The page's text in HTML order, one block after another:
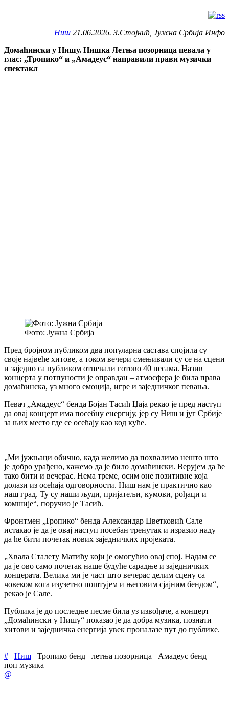
Ниш 21.06.2026. З.Стојнић, Јужна Србија Инфо
Домаћински у Нишу. Нишка Летња позорница певала у
глас: „Тропико“ и „Амадеус“ направили прави музички
спектакл
Фото: Јужна Србија
Пред бројном публиком два популарна састава спојила су
своје највеће хитове, а током вечери смењивали су се на сцени
и заједно са публиком отпевали готово 40 песама. Назив
концерта у потпуности је оправдан – атмосфера је била права
домаћинска, уз много емоција, игре и заједничког певања.
Певач „Амадеус“ бенда Бојан Тасић Џаја рекао је пред наступ
да овај концерт има посебну енергију, јер су Ниш и југ Србије
за њих место где се осећају као код куће.
„Ми јужњаци обично, када желимо да похвалимо нешто што
је добро урађено, кажемо да је било домаћински. Верујем да ће
тако бити и вечерас. Нема треме, осим оне позитивне која
долази из осећаја одговорности. Ниш нам је практично као
наш град. Ту су наши људи, пријатељи, кумови, рођаци и
комшије“, поручио је Тасић.
Фронтмен „Тропико“ бенда Александар Цветковић Сале
истакао је да је овај наступ посебан тренутак и изразио наду
да ће бити почетак нових заједничких пројеката.
„Хвала Сталету Матићу који је омогућио овај спој. Надам се
да је ово само почетак наше будуће сарадње и заједничких
концерата. Велика ми је част што вечерас делим сцену са
човеком кога изузетно поштујем и његовим сјајним бендом“,
рекао је Сале.
Публика је до последње песме била уз извођаче, а концерт
„Домаћински у Нишу“ показао је да добра музика, познати
хитови и заједничка енергија увек проналазе пут до публике.
# Ниш Тропико бенд летња позорница
Амадеус бенд
поп музика
@